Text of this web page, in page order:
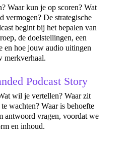
Waar kun je op scoren? Wat
vermogen? De strategische
begint bij het bepalen van
de doelstellingen, een
en hoe jouw audio uitingen
merkverhaal.
Podcast Story
wil je vertellen? Waar zit
wachten? Waar is behoefte
antwoord vragen, voordat we
en inhoud.